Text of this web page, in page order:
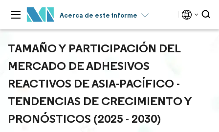
Acerca de este informe
TAMAÑO Y PARTICIPACIÓN DEL
MERCADO DE ADHESIVOS
REACTIVOS DE ASIA-PACÍFICO -
TENDENCIAS DE CRECIMIENTO Y
PRONÓSTICOS (2025 - 2030)